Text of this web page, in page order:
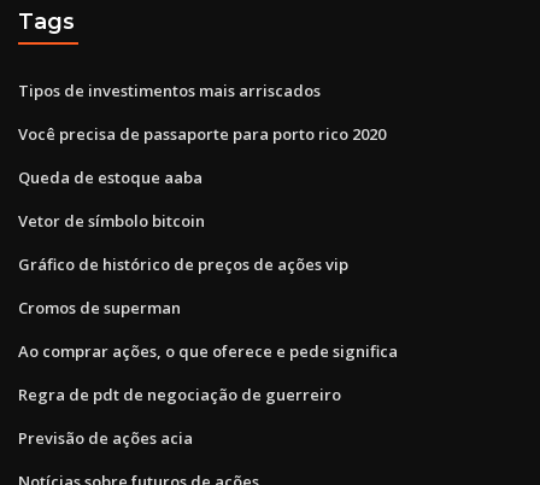
Tags
Tipos de investimentos mais arriscados
Você precisa de passaporte para porto rico 2020
Queda de estoque aaba
Vetor de símbolo bitcoin
Gráfico de histórico de preços de ações vip
Cromos de superman
Ao comprar ações, o que oferece e pede significa
Regra de pdt de negociação de guerreiro
Previsão de ações acia